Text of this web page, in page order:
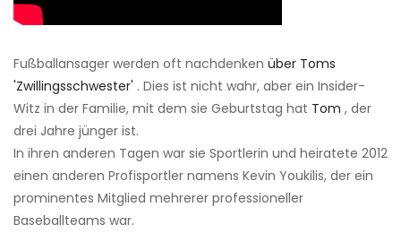
Fußballansager werden oft nachdenken über Toms
'Zwillingsschwester' . Dies ist nicht wahr, aber ein Insider-
Witz in der Familie, mit dem sie Geburtstag hat Tom , der
drei Jahre jünger ist.
In ihren anderen Tagen war sie Sportlerin und heiratete 2012
einen anderen Profisportler namens Kevin Youkilis, der ein
prominentes Mitglied mehrerer professioneller
Baseballteams war.